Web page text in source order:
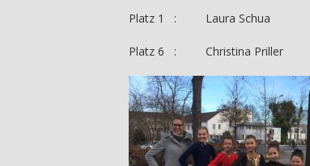
Platz 1 : Laura Schua
Platz 6 : Christina Priller